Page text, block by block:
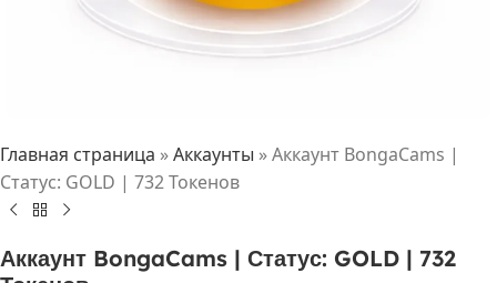
Главная страница »Аккаунты »Аккаунт BongaCams |
Статус: GOLD | 732 Токенов
Аккаунт BongaCams | Статус: GOLD | 732